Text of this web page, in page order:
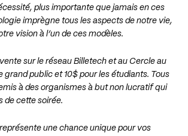
plus importante que jamais en ces
imprègne tous les aspects de notre vie,
vision à l’un de ces modèles.
sur le réseau Billetech et au Cercle au
grand public et 10$ pour les étudiants. Tous
à des organismes à but non lucratif qui
de cette soirée.
une chance unique pour vos